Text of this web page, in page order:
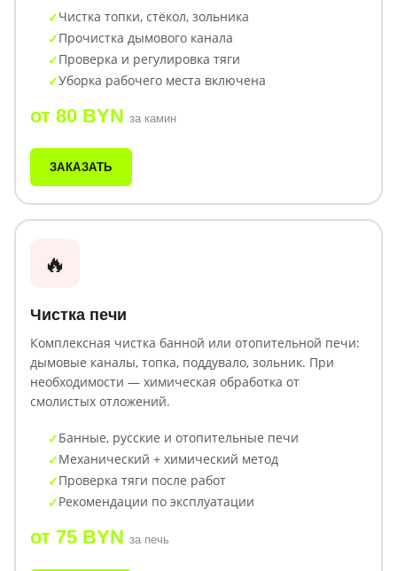
Чистка топки, стёкол, зольника
Прочистка дымового канала
Проверка и регулировка тяги
Уборка рабочего места включена
от 80 BYN за камин
ЗАКАЗАТЬ
🔥
Чистка печи
Комплексная чистка банной или отопительной печи:
дымовые каналы, топка, поддувало, зольник. При
необходимости — химическая обработка от
смолистых отложений.
Банные, русские и отопительные печи
Механический + химический метод
Проверка тяги после работ
Рекомендации по эксплуатации
от 75 BYN за печь